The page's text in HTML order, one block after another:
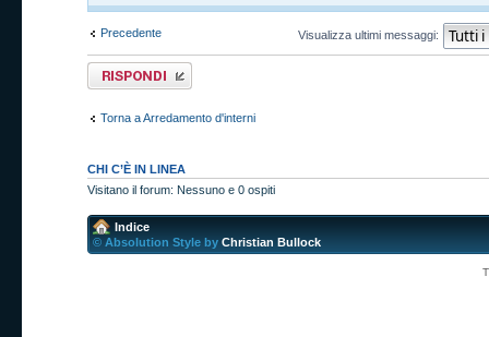
Precedente Visualizza ultimi messaggi:
Rispondi al
messaggio
Torna a Arredamento d'interni
CHI C’È IN LINEA
Visitano il forum: Nessuno e 0 ospiti
Indice
© Absolution Style by Christian Bullock